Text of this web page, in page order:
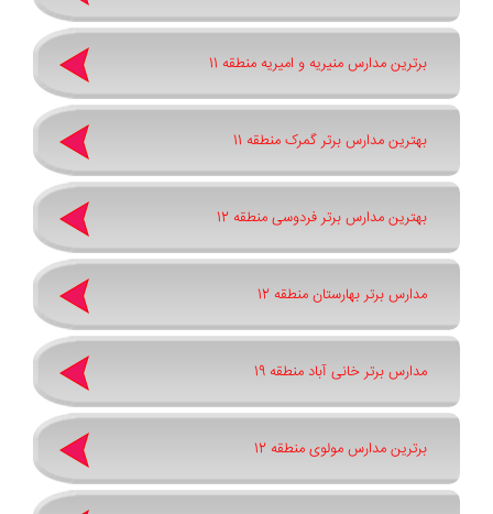
برترین مدارس منیریه و امیریه منطقه 11
بهترین مدارس برتر گمرک منطقه 11
بهترین مدارس برتر فردوسی منطقه 12
مدارس برتر بهارستان منطقه 12
مدارس برتر خانی آباد منطقه 19
برترین مدارس مولوی منطقه 12